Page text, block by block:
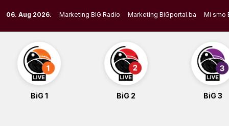
to
content
06. Aug 2026. Marketing BIG Radio Marketing BiGportal.ba Mi smo
BiG 1 BiG 2 BiG 3